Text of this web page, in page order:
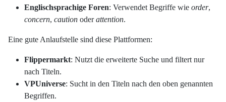
Englischsprachige Foren: Verwendet Begriffe wie order,
concern, caution oderattention.
Eine gute Anlaufstelle sind diese Plattformen:
Flippermarkt: Nutzt die erweiterte Suche und filtert nur
nach Titeln.
VPUniverse: Sucht in den Titeln nach den oben genannten
Begriffen.